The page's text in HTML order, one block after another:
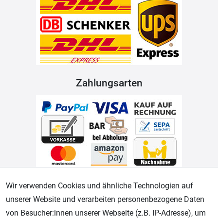
Zahlungsarten
Geprüfter Shop
Wir verwenden Cookies und ähnliche Technologien auf
unserer Website und verarbeiten personenbezogene Daten
von Besucher:innen unserer Webseite (z.B. IP-Adresse), um